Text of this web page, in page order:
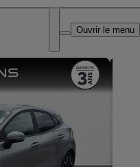
DEALER NAME
Ouvrir le menu